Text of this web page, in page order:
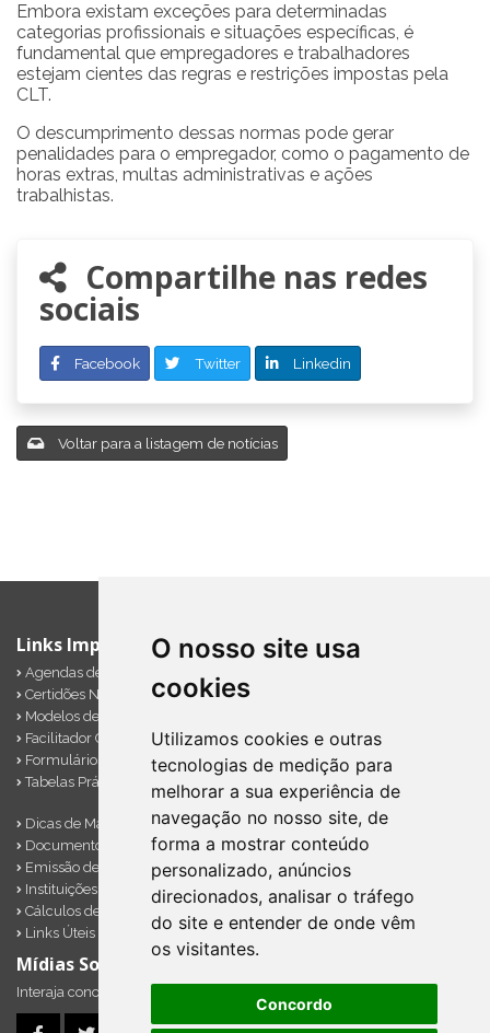
O nosso site usa
cookies
Utilizamos cookies e outras
tecnologias de medição para
melhorar a sua experiência de
navegação no nosso site, de
forma a mostrar conteúdo
personalizado, anúncios
direcionados, analisar o tráfego
do site e entender de onde vêm
os visitantes.
Concordo
Embora existam exceções para determinadas
categorias profissionais e situações específicas, é
fundamental que empregadores e trabalhadores
estejam cientes das regras e restrições impostas pela
CLT.
O descumprimento dessas normas pode gerar
penalidades para o empregador, como o pagamento de
horas extras, multas administrativas e ações
trabalhistas.
Compartilhe nas redes
sociais
Facebook Twitter Linkedin
Voltar para a listagem de notícias
Links Importantes
Agendas de Obrigações
Certidões Negativas
Modelos de Documentos
Facilitador Contábil
Formulários Diversos
Tabelas Práticas
Dicas de Marketing
Documentos Importantes
Emissão de Notas
Instituições Financeiras
Cálculos de Impostos em Atraso
Links Úteis
Mídias Sociais
Interaja conosco pelos nossos perfis e saiba de todas as novidades.